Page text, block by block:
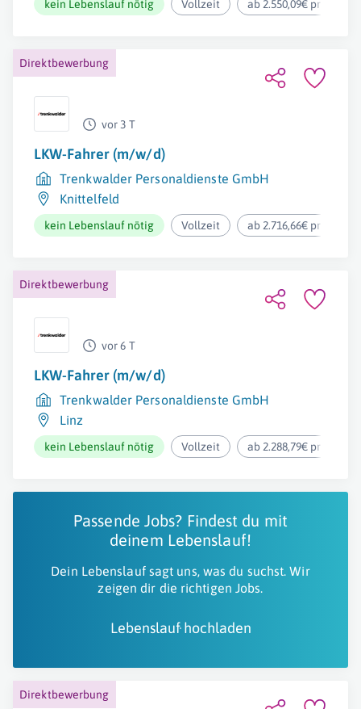
kein Lebenslauf nötig Vollzeit ab 2.550,09€ pro
Direktbewerbung
vor 3 T
LKW-Fahrer (m/w/d)
Trenkwalder Personaldienste GmbH
Knittelfeld
kein Lebenslauf nötig Vollzeit ab 2.716,66€ pro
Direktbewerbung
vor 6 T
LKW-Fahrer (m/w/d)
Trenkwalder Personaldienste GmbH
Linz
kein Lebenslauf nötig Vollzeit ab 2.288,79€ pro
Passende Jobs? Findest du mit
deinem Lebenslauf!
Dein Lebenslauf sagt uns, was du suchst. Wir
zeigen dir die richtigen Jobs.
Lebenslauf hochladen
Direktbewerbung